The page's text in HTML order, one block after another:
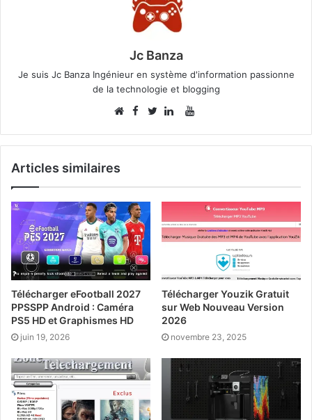
Jc Banza
Je suis Jc Banza Ingénieur en système d'information passionne
de la technologie et blogging
FacebookYouTube
Articles similaires
Télécharger eFootball 2027
PPSSPP Android : Caméra
PS5 HD et Graphismes HD
juin 19, 2026
Télécharger Youzik Gratuit
sur Web Nouveau Version
2026
novembre 23, 2025